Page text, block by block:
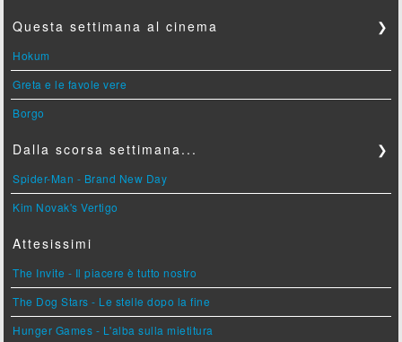
Questa settimana al cinema ❯
Hokum
Greta e le favole vere
Borgo
Dalla scorsa settimana... ❯
Spider-Man - Brand New Day
Kim Novak's Vertigo
Attesissimi
The Invite - Il piacere è tutto nostro
The Dog Stars - Le stelle dopo la fine
Hunger Games - L'alba sulla mietitura